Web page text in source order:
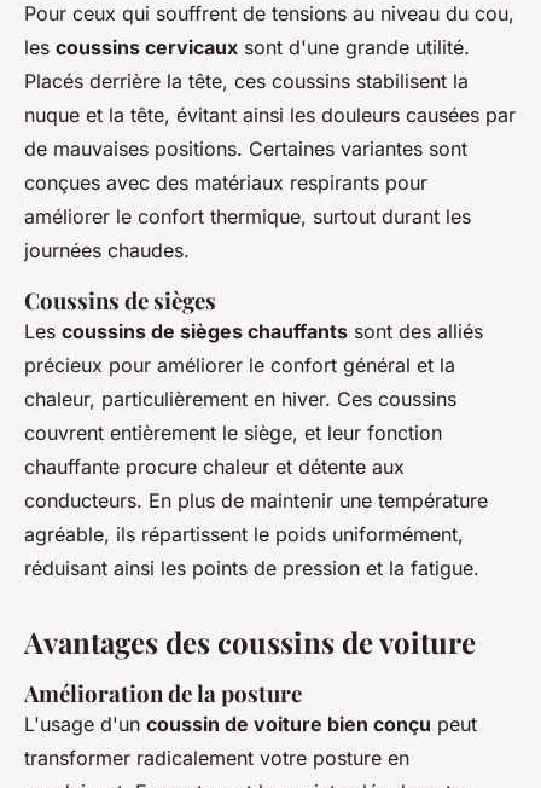
Pour ceux qui souffrent de tensions au niveau du cou,
les coussins cervicaux sont d'une grande utilité.
Placés derrière la tête, ces coussins stabilisent la
nuque et la tête, évitant ainsi les douleurs causées par
de mauvaises positions. Certaines variantes sont
conçues avec des matériaux respirants pour
améliorer le confort thermique, surtout durant les
journées chaudes.
Coussins de sièges
Les coussins de sièges chauffants sont des alliés
précieux pour améliorer le confort général et la
chaleur, particulièrement en hiver. Ces coussins
couvrent entièrement le siège, et leur fonction
chauffante procure chaleur et détente aux
conducteurs. En plus de maintenir une température
agréable, ils répartissent le poids uniformément,
réduisant ainsi les points de pression et la fatigue.
Avantages des coussins de voiture
Amélioration de la posture
L'usage d'un coussin de voiture bien conçu peut
transformer radicalement votre posture en